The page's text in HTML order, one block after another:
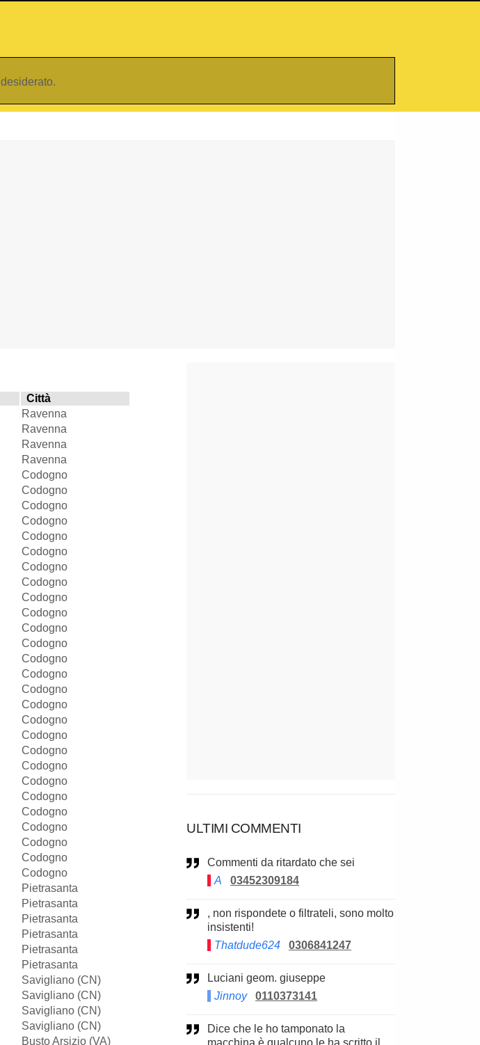
desiderato.
Città
Ravenna
Ravenna
Ravenna
Ravenna
Codogno
Codogno
Codogno
Codogno
Codogno
Codogno
Codogno
Codogno
Codogno
Codogno
Codogno
Codogno
Codogno
Codogno
Codogno
Codogno
Codogno
Codogno
Codogno
Codogno
Codogno
Codogno
Codogno
Codogno
Codogno
Codogno
Codogno
Pietrasanta
Pietrasanta
Pietrasanta
Pietrasanta
Pietrasanta
Pietrasanta
Savigliano (CN)
Savigliano (CN)
Savigliano (CN)
Savigliano (CN)
Busto Arsizio (VA)
ULTIMI COMMENTI
Commenti da ritardato che sei
A
03452309184
, non rispondete o filtrateli, sono molto
insistenti!
Thatdude624
0306841247
Luciani geom. giuseppe
Jinnoy
0110373141
Dice che le ho tamponato la
macchina è qualcuno le ha scritto il